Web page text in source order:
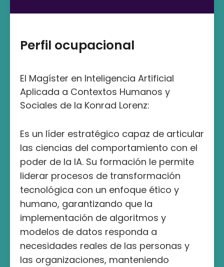
Perfil ocupacional
El Magíster en Inteligencia Artificial
Aplicada a Contextos Humanos y
Sociales de la Konrad Lorenz:
Es un líder estratégico capaz de articular
las ciencias del comportamiento con el
poder de la IA. Su formación le permite
liderar procesos de transformación
tecnológica con un enfoque ético y
humano, garantizando que la
implementación de algoritmos y
modelos de datos responda a
necesidades reales de las personas y
las organizaciones, manteniendo